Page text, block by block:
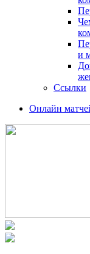
и
Ссылки
Онлайн